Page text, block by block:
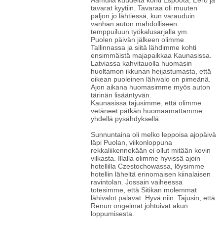
tavarat kyytiin. Tavaraa oli muuten
paljon jo lähtiessä, kun varauduin
vanhan auton mahdolliseen
temppuiluun työkalusarjalla ym.
Puolen päivän jälkeen olimme
Tallinnassa ja siitä lähdimme kohti
ensimmäistä majapaikkaa Kaunasissa.
Latviassa kahvitauolla huomasin
huoltamon ikkunan heijastumasta, että
oikean puoleinen lähivalo on pimeänä.
Ajon aikana huomasimme myös auton
tärinän lisääntyvän.
Kaunasissa tajusimme, että olimme
vetäneet pätkän huomaamattamme
yhdellä pysähdyksellä.
Sunnuntaina oli melko leppoisa ajopäivä
läpi Puolan, viikonloppuna
rekkaliikennekään ei ollut mitään kovin
vilkasta. Illalla olimme hyvissä ajoin
hotellilla Czestochowassa, löysimme
hotellin läheltä erinomaisen kiinalaisen
ravintolan. Jossain vaiheessa
totesimme, että Sitikan molemmat
lähivalot palavat. Hyvä niin. Tajusin, että
Renun ongelmat johtuivat akun
loppumisesta.